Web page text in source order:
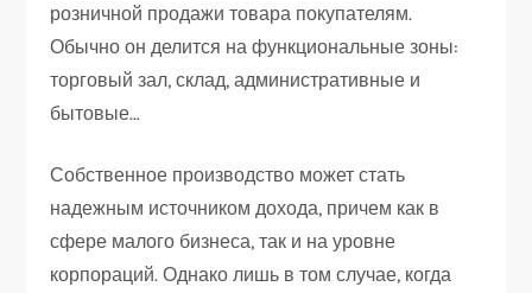
розничной продажи товара покупателям.
Обычно он делится на функциональные зоны:
торговый зал, склад, административные и
бытовые…
Собственное производство может стать
надежным источником дохода, причем как в
сфере малого бизнеса, так и на уровне
корпораций. Однако лишь в том случае, когда